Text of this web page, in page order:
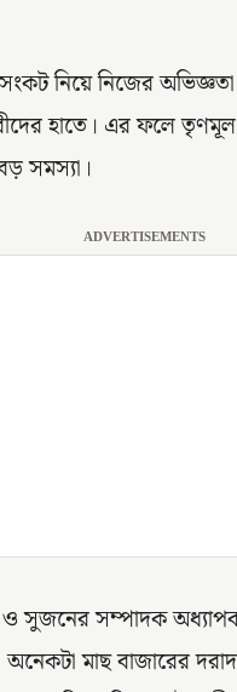
নিয়ে নিজের
হাতে। এর ফলে তৃণমূল
সমস্যা।
ADVERTISEMENTS
ও সুজনের সম্পাদক
মাছ বাজারের